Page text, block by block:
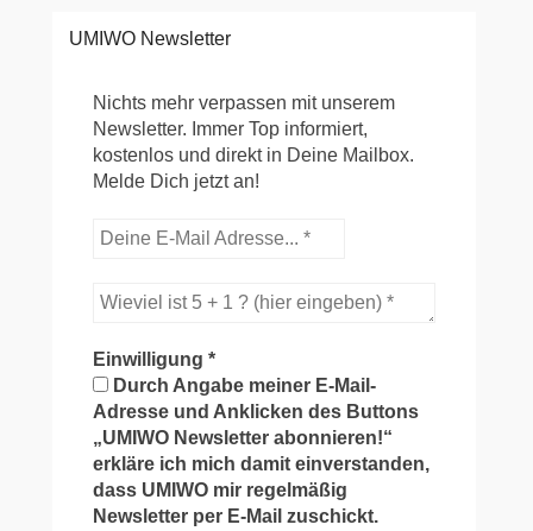
UMIWO Newsletter
Nichts mehr verpassen mit unserem
Newsletter. Immer Top informiert,
kostenlos und direkt in Deine Mailbox.
Melde Dich jetzt an!
Einwilligung*
Durch Angabe meiner E-Mail-
Adresse und Anklicken des Buttons
„UMIWO Newsletter abonnieren!“
erkläre ich mich damit einverstanden,
dass UMIWO mir regelmäßig
Newsletter per E-Mail zuschickt.